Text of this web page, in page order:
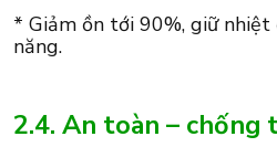
* Giảm ồn tới 90%, giữ
năng.
2.4. An toàn – chống